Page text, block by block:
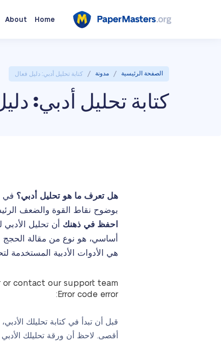
Home
About
الصفحة الرئيسية / مدونة / كتابة تحليل أدبي: دليل فعال
كتابة تحليل أدبي:
هل تعرف ما هو تحليل أدبي؟ في
بوضوح نقاط القوة والضعف
احفظ في ذهنك أن تحليل
أساسي، هو نوع من مقالة الحجج
هي الأدوات الأدبية المستخدمة
or contact our support team.
Error code error:
قبل أن تبدأ في كتابة تحليلك
أقصى. لاحظ أن ورقة تحليلك